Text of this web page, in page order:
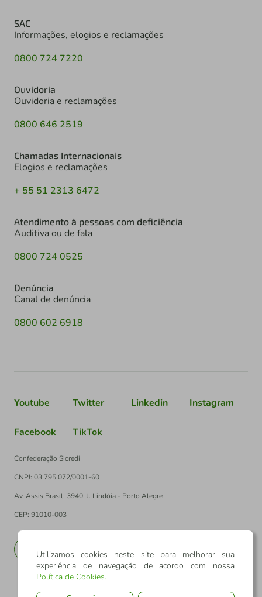
SAC
Informações, elogios e reclamações
0800 724 7220
Ouvidoria
Ouvidoria e reclamações
0800 646 2519
Chamadas Internacionais
Elogios e reclamações
+ 55 51 2313 6472
Atendimento à pessoas com deficiência
Auditiva ou de fala
0800 724 0525
Denúncia
Canal de denúncia
0800 602 6918
Youtube Twitter Linkedin Instagram
Facebook TikTok
Confederação Sicredi
CNPJ: 03.795.072/0001-60
Av. Assis Brasil, 3940, J. Lindóia - Porto Alegre
CEP: 91010-003
Utilizamos cookies neste site para melhorar sua
experiência de navegação de acordo com nossa
Política de Cookies.